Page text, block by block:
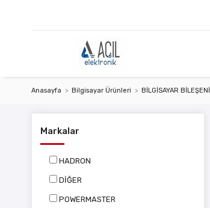
Anasayfa Bilgisayar Ürünleri BİLGİSAYAR BİLEŞENİ
Markalar
HADRON
DİĞER
POWERMASTER